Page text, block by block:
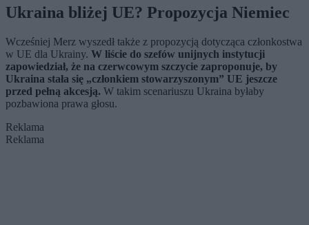
Ukraina bliżej UE? Propozycja Niemiec
Wcześniej Merz wyszedł także z propozycją dotycząca członkostwa
w UE dla Ukrainy. W liście do szefów unijnych instytucji
zapowiedział, że na czerwcowym szczycie zaproponuje, by
Ukraina stała się „członkiem stowarzyszonym” UE jeszcze
przed pełną akcesją. W takim scenariuszu Ukraina byłaby
pozbawiona prawa głosu.
Reklama
Reklama